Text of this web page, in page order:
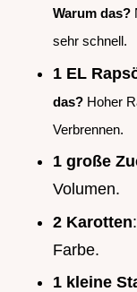
Warum das?
sehr schnell.
1 EL
das? Hoher
Verbrennen.
1 große
Volumen.
2 Karotten
Farbe.
1 kleine